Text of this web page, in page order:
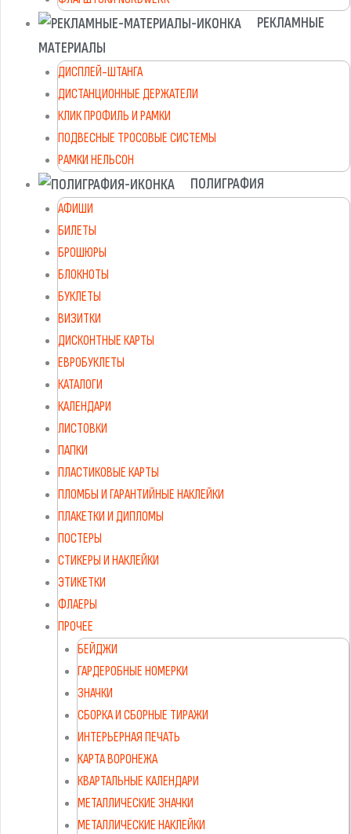
РЕКЛАМНЫЕ
МАТЕРИАЛЫ
ДИСПЛЕЙ-ШТАНГА
ДИСТАНЦИОННЫЕ ДЕРЖАТЕЛИ
КЛИК ПРОФИЛЬ И РАМКИ
ПОДВЕСНЫЕ ТРОСОВЫЕ СИСТЕМЫ
РАМКИ НЕЛЬСОН
ПОЛИГРАФИЯ
АФИШИ
БИЛЕТЫ
БРОШЮРЫ
БЛОКНОТЫ
БУКЛЕТЫ
ВИЗИТКИ
ДИСКОНТНЫЕ КАРТЫ
ЕВРОБУКЛЕТЫ
КАТАЛОГИ
КАЛЕНДАРИ
ЛИСТОВКИ
ПАПКИ
ПЛАСТИКОВЫЕ КАРТЫ
ПЛОМБЫ И ГАРАНТИЙНЫЕ НАКЛЕЙКИ
ПЛАКЕТКИ И ДИПЛОМЫ
ПОСТЕРЫ
СТИКЕРЫ И НАКЛЕЙКИ
ЭТИКЕТКИ
ФЛАЕРЫ
ПРОЧЕЕ
БЕЙДЖИ
ГАРДЕРОБНЫЕ НОМЕРКИ
ЗНАЧКИ
СБОРКА И СБОРНЫЕ ТИРАЖИ
ИНТЕРЬЕРНАЯ ПЕЧАТЬ
КАРТА ВОРОНЕЖА
КВАРТАЛЬНЫЕ КАЛЕНДАРИ
МЕТАЛЛИЧЕСКИЕ ЗНАЧКИ
МЕТАЛЛИЧЕСКИЕ НАКЛЕЙКИ